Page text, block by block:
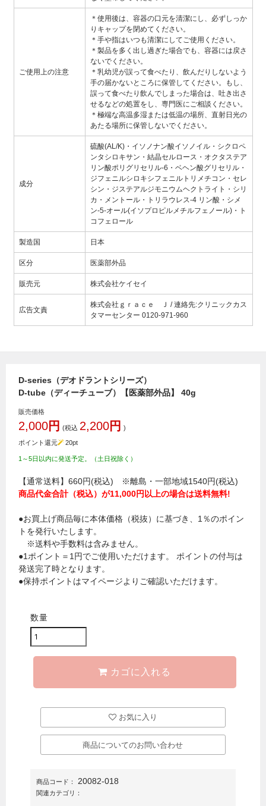
ご使用上の注意
＊使用後は、容器の口元を清潔にし、必ずしっか
りキャップを閉めてください。
＊手や指はいつも清潔にしてご使用ください。
＊製品を多く出し過ぎた場合でも、容器には戻さ
ないでください。
＊乳幼児が誤って食べたり、飲んだりしないよう
手の届かないところに保管してください。もし、
誤って食べたり飲んでしまった場合は、吐き出さ
せるなどの処置をし、専門医にご相談ください。
＊極端な高温多湿または低温の場所、直射日光の
あたる場所に保管しないでください。
成分
硫酸(AL/K)・イソノナン酸イソノイル・シクロペ
ンタシロキサン・結晶セルロース・オクタステア
リン酸ポリグリセリル-6・ベヘン酸グリセリル・
ジフェニルシロキシフェニルトリメチコン・セレ
シン・ジステアルジモニウムヘクトライト・シリ
カ・メントール・トリラウレス-4 リン酸・シメ
ン-5-オール(イソプロピルメチルフェノール)・ト
コフェロール
製造国 日本
区分 医薬部外品
販売元 株式会社ケイセイ
広告文責
株式会社ｇｒａｃｅ Ｊ / 連絡先:クリニックカス
タマーセンター 0120-971-960
D-series（デオドラントシリーズ）
D-tube（ディーチューブ）【医薬部外品】 40g
販売価格
2,000円 (税込 2,200円 )
ポイント還元 20pt
1～5日以内に発送予定。（土日祝除く）
【通常送料】660円(税込) ※離島・一部地域1540円(税込)
商品代金合計（税込）が11,000円以上の場合は送料無料!
●お買上げ商品毎に本体価格（税抜）に基づき、1％のポイン
トを発行いたします。
※送料や手数料は含みません。
●1ポイント＝1円でご使用いただけます。 ポイントの付与は
発送完了時となります。
●保持ポイントはマイページよりご確認いただけます。
数量
カゴに入れる
お気に入り
商品についてのお問い合わせ
商品コード： 20082-018
関連カテゴリ：